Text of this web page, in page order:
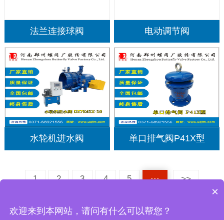
法兰连接球阀 电动调节阀
水轮机进水阀 单口排气阀P41X型
1 2 3 4 5 ··· >>
豫ICP备10017893号-4
×
欢迎来到本网站，请问有什么可以帮您？